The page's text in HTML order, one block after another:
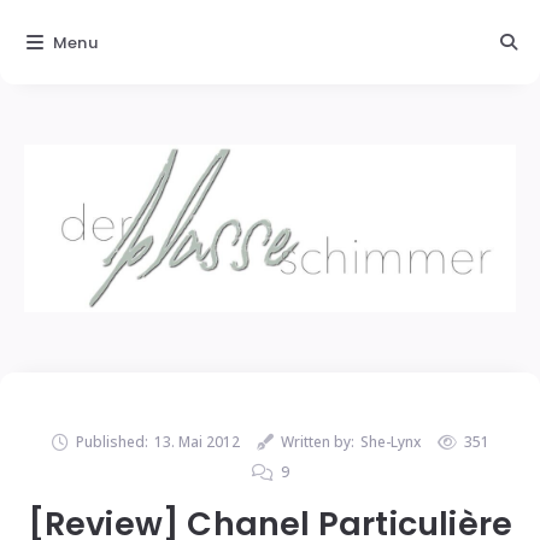
Published: 13. Mai 2012 Written by: She-Lynx
351
9
[Review] Chanel Particulière
Menu